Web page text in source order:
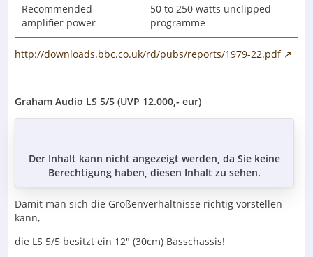
Recommended
amplifier power
50 to 250 watts unclipped
programme
http://downloads.bbc.co.uk/rd/pubs/reports/1979-22.pdf
Graham Audio LS 5/5 (UVP 12.000,- eur)
Der Inhalt kann nicht angezeigt werden, da Sie keine
Berechtigung haben, diesen Inhalt zu sehen.
Damit man sich die Größenverhältnisse richtig vorstellen
kann,
die LS 5/5 besitzt ein 12" (30cm) Basschassis!